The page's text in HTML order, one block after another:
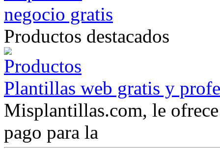
Productos destacados
Plantillas web gratis y
Misplantillas.com, le
pago para la